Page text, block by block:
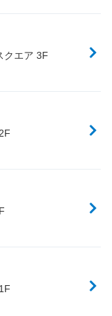
クエア 3F